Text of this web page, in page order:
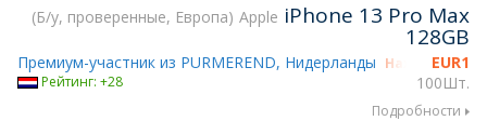
Б/у, проверенные, Европа Apple iPhone 13 Pro Max
128GB
EUR1
100Шт.
Премиум-участник из PURMEREND, Нидерланды Находится на
Рейтинг: +28
Подробности